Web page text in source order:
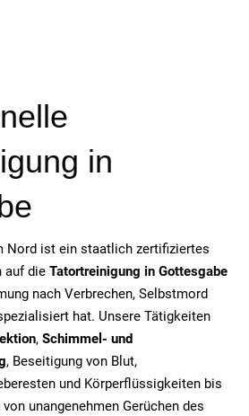
in
Nord ist ein staatlich zertifiziertes
auf die Tatortreinigung in Gottesgabe
nach Verbrechen, Selbstmord
hat. Unsere Tätigkeiten
, Schimmel- und
, Beseitigung von Blut,
und Körperflüssigkeiten bis
unangenehmen Gerüchen des